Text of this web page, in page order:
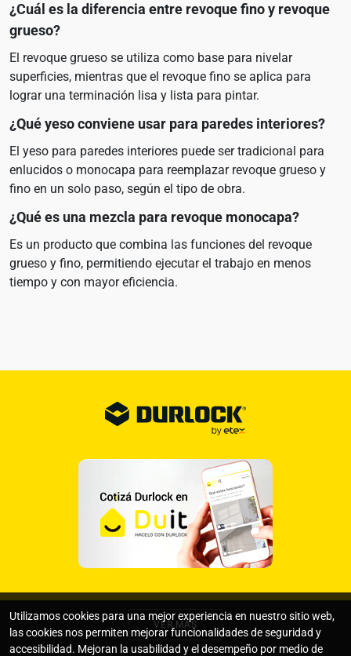
¿Cuál es la diferencia entre revoque fino y revoque
grueso?
El revoque grueso se utiliza como base para nivelar
superficies, mientras que el revoque fino se aplica para
lograr una terminación lisa y lista para pintar.
¿Qué yeso conviene usar para paredes interiores?
El yeso para paredes interiores puede ser tradicional para
enlucidos o monocapa para reemplazar revoque grueso y
fino en un solo paso, según el tipo de obra.
¿Qué es una mezcla para revoque monocapa?
Es un producto que combina las funciones del revoque
grueso y fino, permitiendo ejecutar el trabajo en menos
tiempo y con mayor eficiencia.
VER MÁS
Utilizamos cookies para una mejor experiencia en nuestro sitio web,
las cookies nos permiten mejorar funcionalidades de seguridad y
accesibilidad. Mejoran la usabilidad y el desempeño por medio de